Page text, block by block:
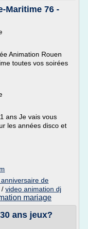
Maritime 76 -
Animation Rouen
toutes vos soirées
ans Je vais vous
les années disco et
de
/ video animation dj
mariage
ans jeux?